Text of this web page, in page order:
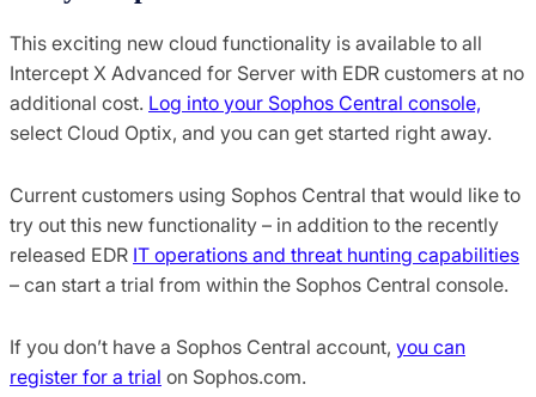
This exciting new cloud functionality is available to all
Intercept X Advanced for Server with EDR customers at no
additional cost. Log into your Sophos Central console,
select Cloud Optix, and you can get started right away.
Current customers using Sophos Central that would like to
try out this new functionality – in addition to the recently
released EDR IT operations and threat hunting capabilities
– can start a trial from within the Sophos Central console.
If you don’t have a Sophos Central account, you can
register for a trial on Sophos.com.